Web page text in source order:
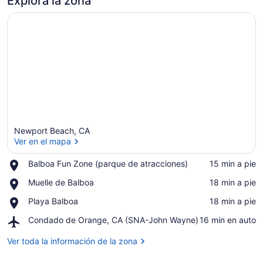
Newport Beach, CA
Ver en el mapa
Balboa Fun Zone (parque de atracciones)
Place,
Fun
(parque
de
atracciones)
‪15 min a pie‬
Muelle de Balboa
Place,
de
‪18 min a pie‬
Playa Balboa
Place,
Balboa
‪18 min a pie‬
Condado de Orange, CA (SNA-John Wayne)
Airport,
de
‪16 min en auto‬
Ver toda la información de la zona